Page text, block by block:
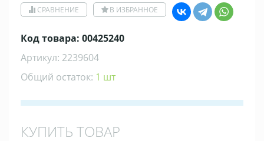
СРАВНЕНИЕ В ИЗБРАННОЕ
Код товара: 00425240
Артикул: 2239604
Общий остаток: 1 шт
КУПИТЬ ТОВАР